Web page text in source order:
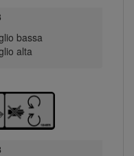
bassa
alta